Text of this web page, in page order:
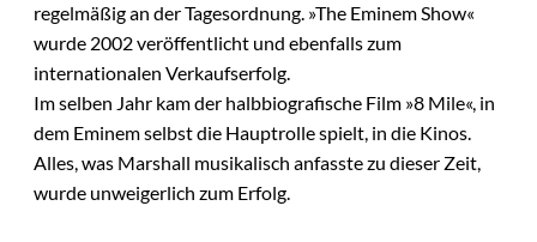
regelmäßig an der Tagesordnung. »The Eminem Show«
wurde 2002 veröffentlicht und ebenfalls zum
internationalen Verkaufserfolg.
Im selben Jahr kam der halbbiografische Film »8 Mile«, in
dem Eminem selbst die Hauptrolle spielt, in die Kinos.
Alles, was Marshall musikalisch anfasste zu dieser Zeit,
wurde unweigerlich zum Erfolg.